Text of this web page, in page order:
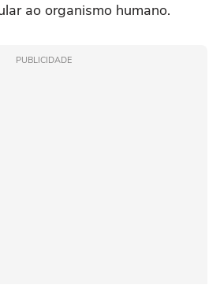
ao organismo humano.
PUBLICIDADE